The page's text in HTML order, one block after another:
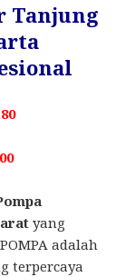
Tanjung
yang
adalah
terpercaya